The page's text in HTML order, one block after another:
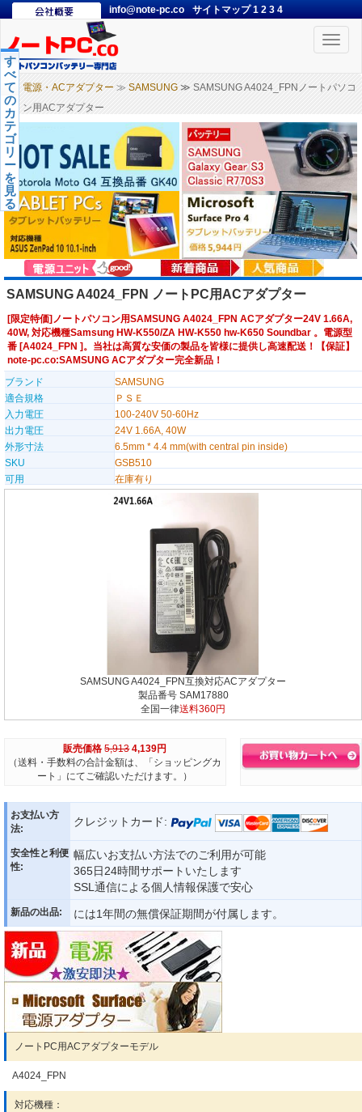
info@note-pc.co サイトマップ1 2 3 4
Toggle
電源・ACアダプター ≫ SAMSUNG ≫ SAMSUNG A4024_FPNノートパソコ
ン用ACアダプター
す
べ
て
の
カ
テ
ゴ
リ
ー
を
見
る
SAMSUNG A4024_FPN ノートPC用ACアダプター
[限定特価]ノートパソコン用SAMSUNG A4024_FPN ACアダプター24V 1.66A,
40W, 対応機種Samsung HW-K550/ZA HW-K550 hw-K650 Soundbar 。電源型
番 [A4024_FPN ]。当社は高質な安価の製品を皆様に提供し高速配送！【保証】
note-pc.co:SAMSUNG ACアダプター完全新品！
ブランド
SAMSUNG
適合規格
ＰＳＥ
入力電圧
100-240V 50-60Hz
出力電圧
24V 1.66A, 40W
外形寸法
6.5mm * 4.4 mm(with central pin inside)
SKU
GSB510
可用
在庫有り
SAMSUNG A4024_FPN互換対応ACアダプター
製品番号 SAM17880
全国一律送料360円
販売価格 5,913 4,139円
（送料・手数料の合計金額は、「ショッピングカ
ート」にてご確認いただけます。）
お支払い方
法:
クレジットカード:
安全性と利便
性:
幅広いお支払い方法でのご利用が可能
365日24時間サポートいたします
SSL通信による個人情報保護で安心
新品の出品: には1年間の無償保証期間が付属します。
ノートPC用ACアダプターモデル
A4024_FPN
対応機種：